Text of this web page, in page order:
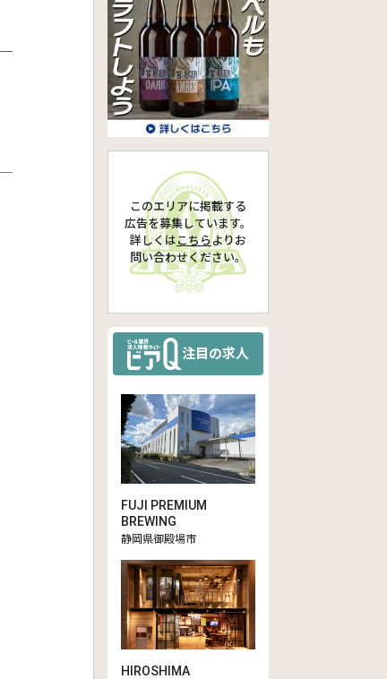
このエリアに掲載する
広告を募集しています。
詳しくは こちらより お
問い合わせください。
注目の求人
FUJI PREMIUM
BREWING
静岡県御殿場市
HIROSHIMA